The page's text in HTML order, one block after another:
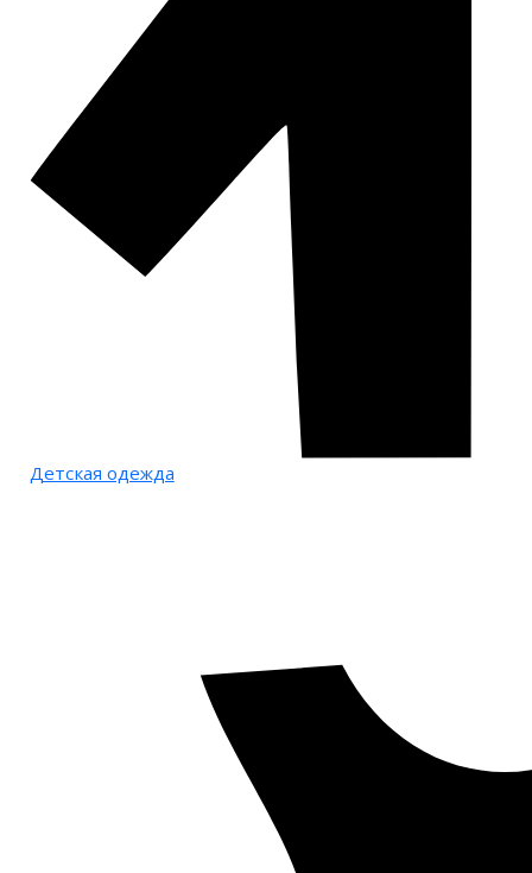
Детская одежда